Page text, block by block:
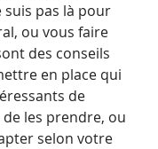
pas là pour
ou vous faire
des conseils
en place qui
de
les prendre, ou
selon votre